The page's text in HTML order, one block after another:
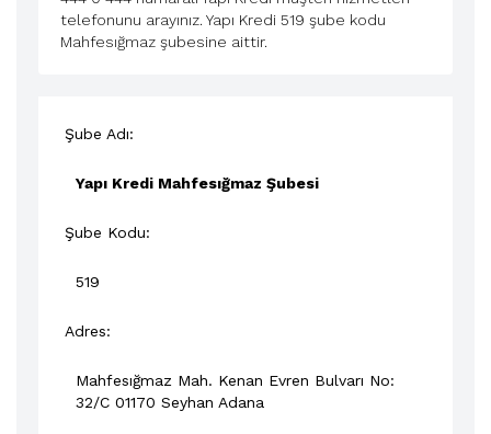
telefonunu arayınız. Yapı Kredi 519 şube kodu
Mahfesığmaz şubesine aittir.
Şube Adı:
Yapı Kredi Mahfesığmaz Şubesi
Şube Kodu:
519
Adres:
Mahfesığmaz Mah. Kenan Evren Bulvarı No:
32/C 01170 Seyhan Adana